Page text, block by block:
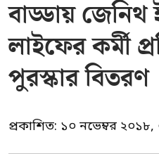
বাড্ডায় জেনিথ
লাইফের কর্মী
পুরস্কার বিতরণ
প্রকাশিত: ১০ নভেম্বর